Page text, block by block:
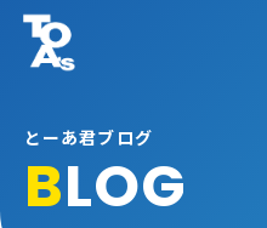
とーあ君ブログ
BLOG